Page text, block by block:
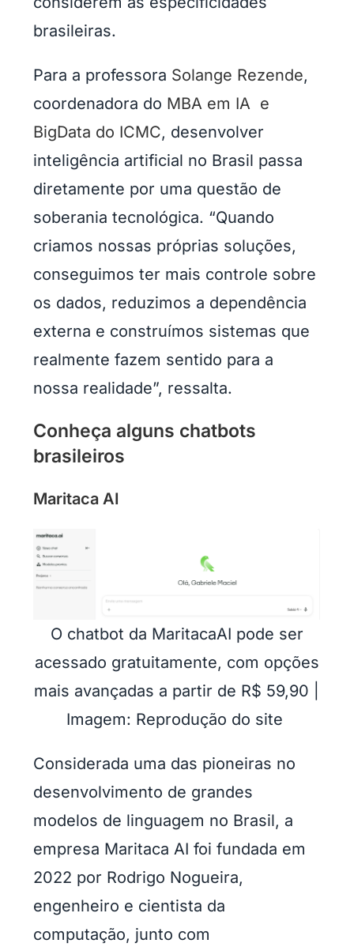
brasileiras.
Para a professora Solange Rezende,
coordenadora do MBA em IA e
BigData do ICMC, desenvolver
inteligência artificial no Brasil passa
diretamente por uma questão de
soberania tecnológica. “Quando
criamos nossas próprias soluções,
conseguimos ter mais controle sobre
os dados, reduzimos a dependência
externa e construímos sistemas que
realmente fazem sentido para a
nossa realidade”, ressalta.
Conheça alguns chatbots
brasileiros
Maritaca AI
O chatbot da MaritacaAI pode ser
acessado gratuitamente, com opções
mais avançadas a partir de R$ 59,90 |
Imagem: Reprodução do site
Considerada uma das pioneiras no
desenvolvimento de grandes
modelos de linguagem no Brasil, a
empresa Maritaca AI foi fundada em
2022 por Rodrigo Nogueira,
engenheiro e cientista da
computação, junto com